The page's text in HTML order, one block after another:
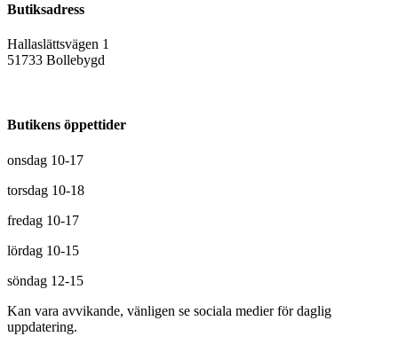
Butiksadress
Hallaslättsvägen 1
51733 Bollebygd
Butikens öppettider
onsdag 10-17
torsdag 10-18
fredag 10-17
lördag 10-15
söndag 12-15
Kan vara avvikande, vänligen se sociala medier för daglig
uppdatering.